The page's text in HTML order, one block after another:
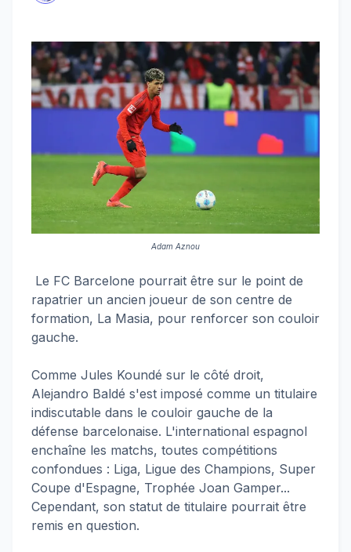
Adam Aznou
Le FC Barcelone pourrait être sur le point de
rapatrier un ancien joueur de son centre de
formation, La Masia, pour renforcer son couloir
gauche.
Comme Jules Koundé sur le côté droit,
Alejandro Baldé s'est imposé comme un titulaire
indiscutable dans le couloir gauche de la
défense barcelonaise. L'international espagnol
enchaîne les matchs, toutes compétitions
confondues : Liga, Ligue des Champions, Super
Coupe d'Espagne, Trophée Joan Gamper...
Cependant, son statut de titulaire pourrait être
remis en question.